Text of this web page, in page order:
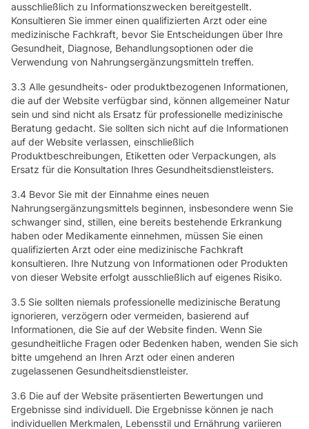
ausschließlich zu Informationszwecken bereitgestellt.
Konsultieren Sie immer einen qualifizierten Arzt oder eine
medizinische Fachkraft, bevor Sie Entscheidungen über Ihre
Gesundheit, Diagnose, Behandlungsoptionen oder die
Verwendung von Nahrungsergänzungsmitteln treffen.
3.3 Alle gesundheits- oder produktbezogenen Informationen,
die auf der Website verfügbar sind, können allgemeiner Natur
sein und sind nicht als Ersatz für professionelle medizinische
Beratung gedacht. Sie sollten sich nicht auf die Informationen
auf der Website verlassen, einschließlich
Produktbeschreibungen, Etiketten oder Verpackungen, als
Ersatz für die Konsultation Ihres Gesundheitsdienstleisters.
3.4 Bevor Sie mit der Einnahme eines neuen
Nahrungsergänzungsmittels beginnen, insbesondere wenn Sie
schwanger sind, stillen, eine bereits bestehende Erkrankung
haben oder Medikamente einnehmen, müssen Sie einen
qualifizierten Arzt oder eine medizinische Fachkraft
konsultieren. Ihre Nutzung von Informationen oder Produkten
von dieser Website erfolgt ausschließlich auf eigenes Risiko.
3.5 Sie sollten niemals professionelle medizinische Beratung
ignorieren, verzögern oder vermeiden, basierend auf
Informationen, die Sie auf der Website finden. Wenn Sie
gesundheitliche Fragen oder Bedenken haben, wenden Sie sich
bitte umgehend an Ihren Arzt oder einen anderen
zugelassenen Gesundheitsdienstleister.
3.6 Die auf der Website präsentierten Bewertungen und
Ergebnisse sind individuell. Die Ergebnisse können je nach
individuellen Merkmalen, Lebensstil und Ernährung variieren